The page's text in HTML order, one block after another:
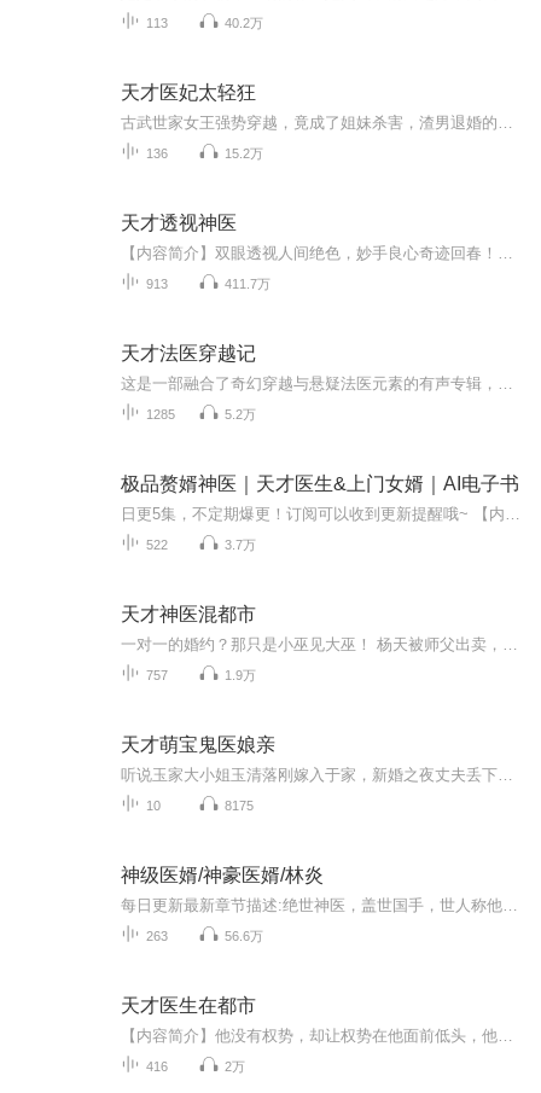
113 40.2万
天才医妃太轻狂
136 15.2万
天才透视神医
913 411.7万
天才法医穿越记
1285 5.2万
极品赘婿神医｜天才医生&上门女婿｜AI电子书
522 3.7万
天才神医混都市
757 1.9万
天才萌宝鬼医娘亲
10 8175
神级医婿/神豪医婿/林炎
263 56.6万
天才医生在都市
416 2万